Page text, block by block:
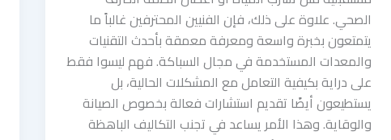
الصحي. علاوة على ذلك، فإن الفنيين المحترفين غالباً ما
يتمتعون بخبرة واسعة ومعرفة معمقة بأحدث التقنيات
والمعدات المستخدمة في مجال السباكة. فهم ليسوا فقط
على دراية بكيفية التعامل مع المشكلات الحالية، بل
يستطيعون أيضًا تقديم استشارات فعالة بخصوص الصيانة
والوقاية. وهذا الأمر يساعد في تجنب التكاليف الباهظة